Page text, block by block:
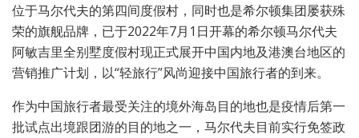
位于马尔代夫的第四间度假村，同时也是希尔顿集团屡获殊
荣的旗舰品牌，已于2022年7月1日开幕的希尔顿马尔代夫
阿敏吉里全别墅度假村现正式展开中国内地及港澳台地区的
营销推广计划，以“轻旅行”风尚迎接中国旅行者的到来。
作为中国旅行者最受关注的境外海岛目的地也是疫情后第一
批试点出境跟团游的目的地之一，马尔代夫目前实行免签政